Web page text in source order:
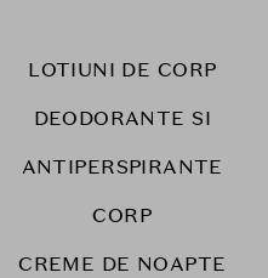
LOTIUNI DE CORP
DEODORANTE SI
ANTIPERSPIRANTE
CORP
CREME DE NOAPTE